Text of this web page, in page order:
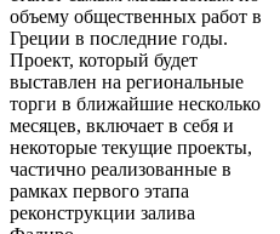
объему общественных работ в
Греции в последние годы.
Проект, который будет
выставлен на региональные
торги в ближайшие несколько
месяцев, включает в себя и
некоторые текущие проекты,
частично реализованные в
рамках первого этапа
реконструкции залива